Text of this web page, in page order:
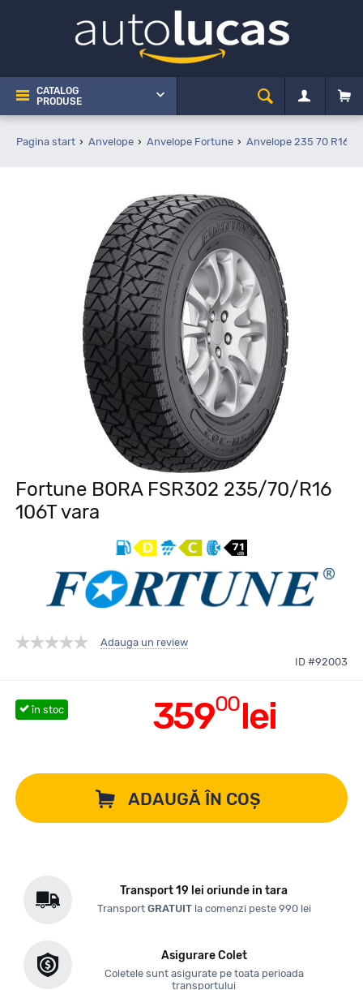
CATALOG
PRODUSE
Pagina start Anvelope Anvelope Fortune Anvelope 235 70 R16
Fortune BORA FSR302 235/70/R16
106T vara
Adauga un review
ID #92003
35900lei
în stoc
ADAUGĂ ÎN COȘ
Transport 19 lei oriunde in tara
Transport GRATUITla comenzi peste 990 lei
Asigurare Colet
Coletele sunt asigurate pe toata perioada
transportului